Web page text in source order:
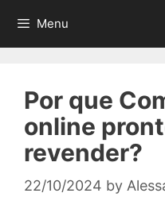
Menu
Por que
online
revender?
22/10/2024 by